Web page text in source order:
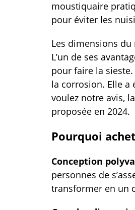
moustiquaire
pour éviter les
Les dimensions
L’un de ses
pour faire la
la corrosion. Elle a
voulez notre avis,
proposée en 2024.
Pourquoi
Conception
personnes de
transformer en un